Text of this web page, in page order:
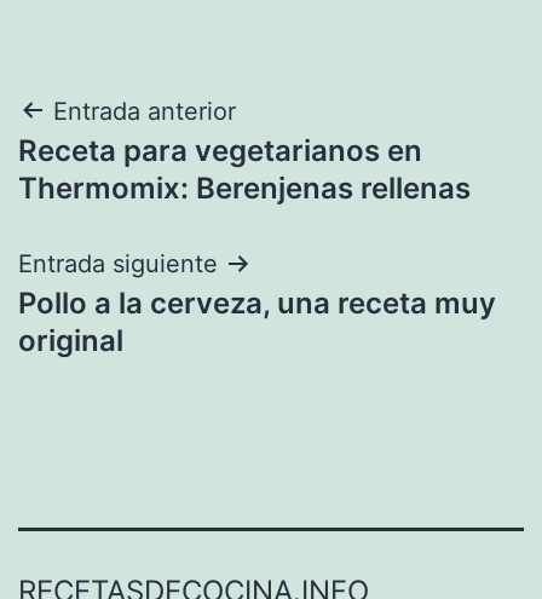
Navegación
de
Entrada anterior
Receta para vegetarianos en
Thermomix: Berenjenas rellenas
Entrada siguiente
Pollo a la cerveza, una receta muy
original
RECETASDECOCINA.INFO